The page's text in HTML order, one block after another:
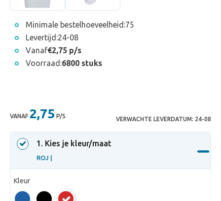
Minimale bestelhoeveelheid:75
Levertijd:24-08
Vanaf€2,75 p/s
Voorraad:6800 stuks
VANAF 2,75 P/S VERWACHTE LEVERDATUM: 24-08
1 . Kies je kleur/maat
ROJ |
Kleur